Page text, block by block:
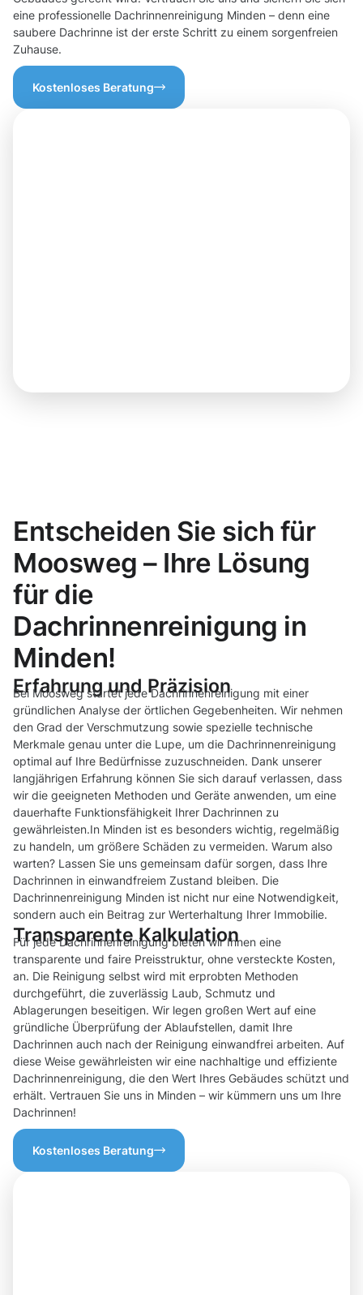
eine professionelle Dachrinnenreinigung Minden – denn eine
saubere Dachrinne ist der erste Schritt zu einem sorgenfreien
Zuhause.
Kostenloses Beratung
Entscheiden Sie sich für
Moosweg – Ihre Lösung
für die
Dachrinnenreinigung in
Minden!
Erfahrung und Präzision
Bei Moosweg startet jede Dachrinnenreinigung mit einer
gründlichen Analyse der örtlichen Gegebenheiten. Wir nehmen
den Grad der Verschmutzung sowie spezielle technische
Merkmale genau unter die Lupe, um die Dachrinnenreinigung
optimal auf Ihre Bedürfnisse zuzuschneiden. Dank unserer
langjährigen Erfahrung können Sie sich darauf verlassen, dass
wir die geeigneten Methoden und Geräte anwenden, um eine
dauerhafte Funktionsfähigkeit Ihrer Dachrinnen zu
gewährleisten.In Minden ist es besonders wichtig, regelmäßig
zu handeln, um größere Schäden zu vermeiden. Warum also
warten? Lassen Sie uns gemeinsam dafür sorgen, dass Ihre
Dachrinnen in einwandfreiem Zustand bleiben. Die
Dachrinnenreinigung Minden ist nicht nur eine Notwendigkeit,
sondern auch ein Beitrag zur Werterhaltung Ihrer Immobilie.
Transparente Kalkulation
Für jede Dachrinnenreinigung bieten wir Ihnen eine
transparente und faire Preisstruktur, ohne versteckte Kosten,
an. Die Reinigung selbst wird mit erprobten Methoden
durchgeführt, die zuverlässig Laub, Schmutz und
Ablagerungen beseitigen. Wir legen großen Wert auf eine
gründliche Überprüfung der Ablaufstellen, damit Ihre
Dachrinnen auch nach der Reinigung einwandfrei arbeiten. Auf
diese Weise gewährleisten wir eine nachhaltige und effiziente
Dachrinnenreinigung, die den Wert Ihres Gebäudes schützt und
erhält. Vertrauen Sie uns in Minden – wir kümmern uns um Ihre
Dachrinnen!
Kostenloses Beratung